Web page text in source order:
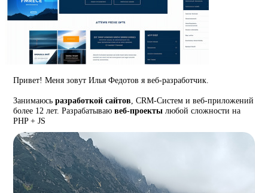
Привет! Меня зовут Илья Федотов я веб-разработчик.
Занимаюсьразработкой сайтов, CRM-Систем и веб-приложений
более 12 лет. Разрабатываювеб-проекты любой сложности на
PHP + JS